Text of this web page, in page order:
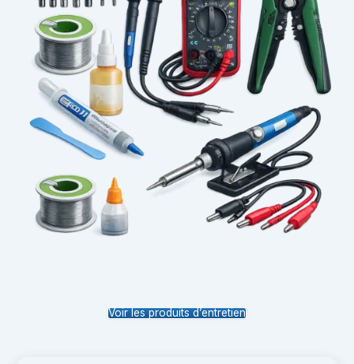
Voir les produits d’entretien